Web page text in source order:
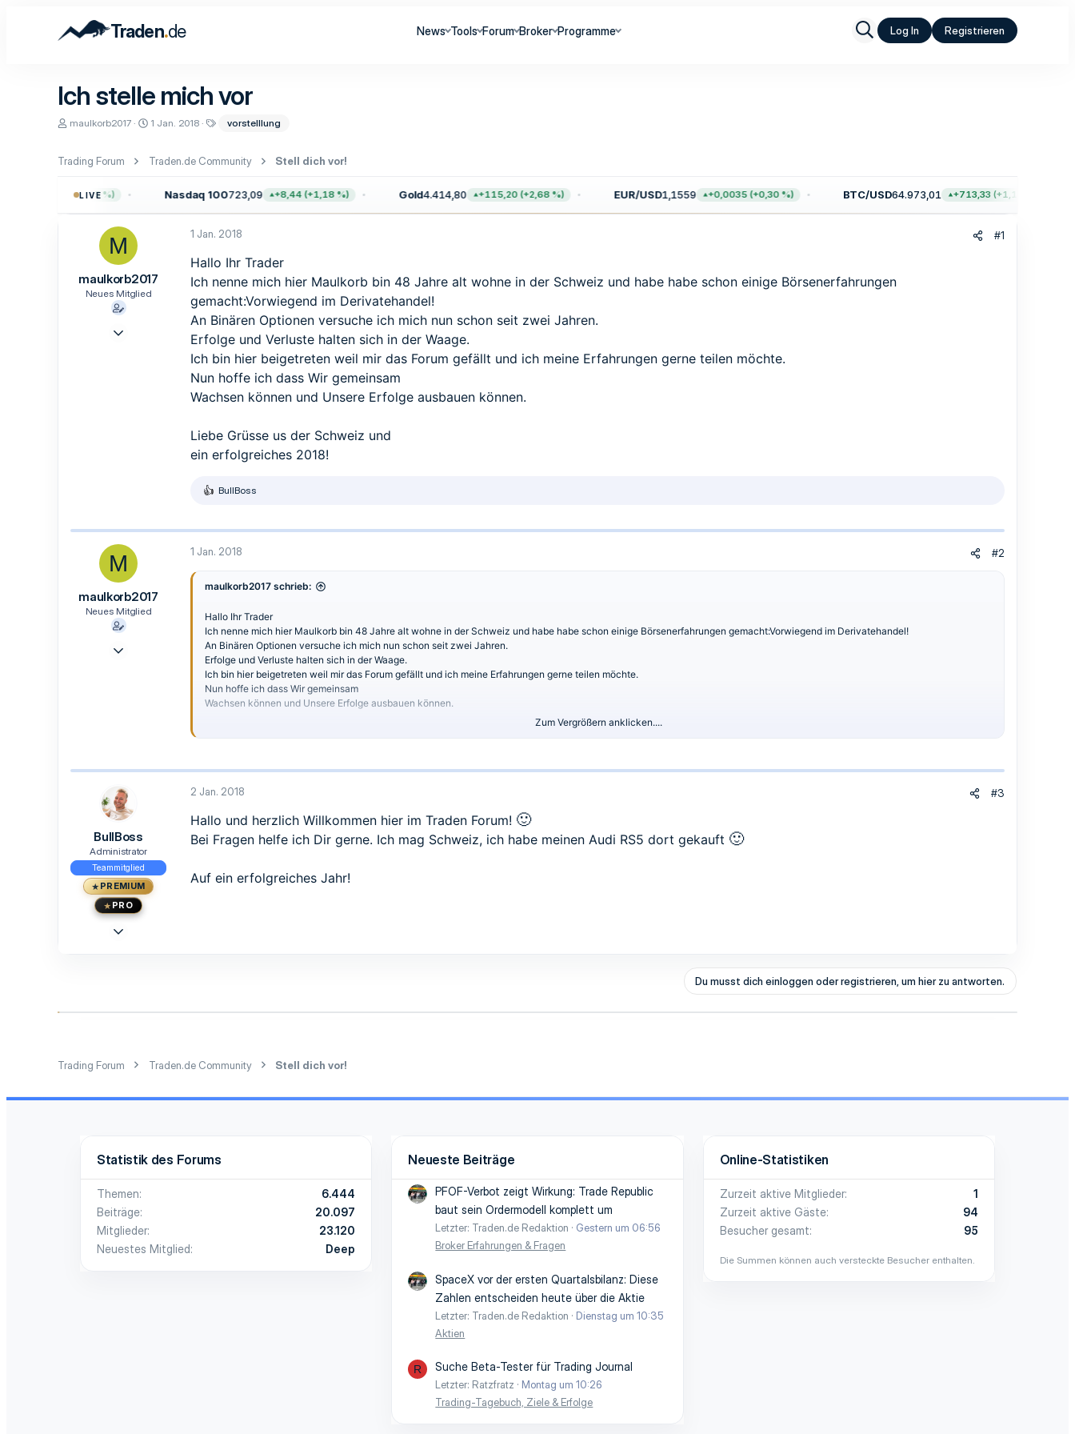
Traden.de News Tools Forum Broker Programme Log In Registrieren
Ich stelle mich vor
E
t
maulkorb2017
E
t
1 Jan. 2018
l
w
t
vorstelllung
Trading Forum Traden.de Community Stell dich vor!
LIVE
+49,85 (+0,65 %) Nasdaq 100723,09 +8,44 (+1,18 %) Gold4.414,80 +115,20 (+2,68 %) EUR/USD1,1559 +0,0035 (+0,30 %) BTC/USD64.973,01 +713,33 (+1,11 %)
M
maulkorb2017
Neues Mitglied
1 Jan. 2018 #1
Hallo Ihr Trader
Ich nenne mich hier Maulkorb bin 48 Jahre alt wohne in der Schweiz und habe habe schon einige Börsenerfahrungen
gemacht:Vorwiegend im Derivatehandel!
An Binären Optionen versuche ich mich nun schon seit zwei Jahren.
Erfolge und Verluste halten sich in der Waage.
Ich bin hier beigetreten weil mir das Forum gefällt und ich meine Erfahrungen gerne teilen möchte.
Nun hoffe ich dass Wir gemeinsam
Wachsen können und Unsere Erfolge ausbauen können.
Liebe Grüsse us der Schweiz und
ein erfolgreiches 2018!
R
k
i
n
n
BullBoss
M
maulkorb2017
Neues Mitglied
1 Jan. 2018 #2
maulkorb2017 schrieb:
Hallo Ihr Trader
Ich nenne mich hier Maulkorb bin 48 Jahre alt wohne in der Schweiz und habe habe schon einige Börsenerfahrungen gemacht:Vorwiegend im Derivatehandel!
An Binären Optionen versuche ich mich nun schon seit zwei Jahren.
Erfolge und Verluste halten sich in der Waage.
Ich bin hier beigetreten weil mir das Forum gefällt und ich meine Erfahrungen gerne teilen möchte.
Nun hoffe ich dass Wir gemeinsam
Wachsen können und Unsere Erfolge ausbauen können.
Zum Vergrößern anklicken....
BullBoss
Administrator
Teammitglied
PREMIUM
PRO
2 Jan. 2018 #3
Hallo und herzlich Willkommen hier im Traden Forum! 🙂
Bei Fragen helfe ich Dir gerne. Ich mag Schweiz, ich habe meinen Audi RS5 dort gekauft 🙂
Auf ein erfolgreiches Jahr!
Du musst dich einloggen oder registrieren, um hier zu antworten.
Trading Forum Traden.de Community Stell dich vor!
Statistik des Forums
Themen
6.444
Beiträge
20.097
Mitglieder
23.120
Neuestes Mitglied
Deep
Neueste Beiträge
PFOF-Verbot zeigt Wirkung: Trade Republic
baut sein Ordermodell komplett um
Letzter: Traden.de Redaktion
Gestern um 06:56
Broker Erfahrungen & Fragen
SpaceX vor der ersten Quartalsbilanz: Diese
Zahlen entscheiden heute über die Aktie
Letzter: Traden.de Redaktion
Dienstag um 10:35
Aktien
R Suche Beta-Tester für Trading Journal
Letzter: Ratzfratz
Montag um 10:26
Trading-Tagebuch, Ziele & Erfolge
Online-Statistiken
Zurzeit aktive Mitglieder
1
Zurzeit aktive Gäste
94
Besucher gesamt
95
Die Summen können auch versteckte Besucher enthalten.